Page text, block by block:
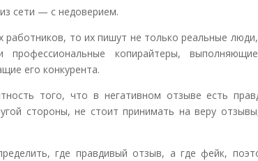
сети — с недоверием.
работников, то их пишут не только реальные
копирайтеры,
его конкурента.
того, что в негативном отзыве есть
стороны, не стоит принимать на веру
где правдивый отзыв, а где фейк,